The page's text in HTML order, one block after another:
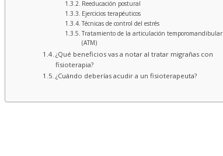
Reeducación postural
Ejercicios terapéuticos
Técnicas de control del estrés
Tratamiento de la articulación temporomandibular
(ATM)
¿Qué beneficios vas a notar al tratar migrañas con
fisioterapia?
¿Cuándo deberías acudir a un fisioterapeuta?